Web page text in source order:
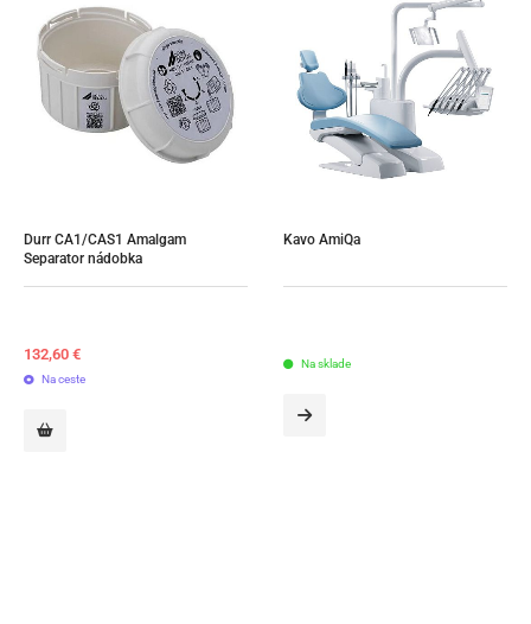
Durr CA1/CAS1 Amalgam
Separator nádobka
132,60 €
Na ceste
Kavo AmiQa
Na sklade